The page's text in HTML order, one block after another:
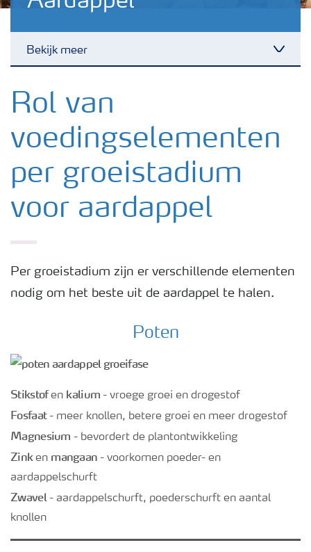
Bekijk meer
Nieuwsbrieven
Gewassen
Meststoffen
Grow the future
Podcasts
Rol van
voedingselementen
per groeistadium
voor aardappel
Per groeistadium zijn er verschillende elementen
nodig om het beste uit de aardappel te halen.
Poten
Stikstofen kalium - vroege groei en drogestof
Fosfaat- meer knollen, betere groei en meer drogestof
Magnesium - bevordert de plantontwikkeling
Zinken mangaan - voorkomen poeder- en
aardappelschurft
Zwavel- aardappelschurft, poederschurft en aantal
knollen